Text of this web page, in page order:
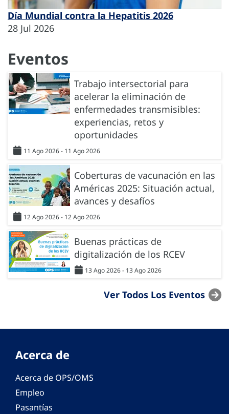
Día Mundial contra la Hepatitis 2026
28 Jul 2026
Eventos
Trabajo intersectorial para
acelerar la eliminación de
enfermedades transmisibles:
experiencias, retos y
oportunidades
11 Ago 2026 - 11 Ago 2026
Coberturas de vacunación en las
Américas 2025: Situación actual,
avances y desafíos
12 Ago 2026 - 12 Ago 2026
Buenas prácticas de
digitalización de los RCEV
13 Ago 2026 - 13 Ago 2026
Ver Todos Los Eventos
Acerca de
Acerca de OPS/OMS
Empleo
Pasantías